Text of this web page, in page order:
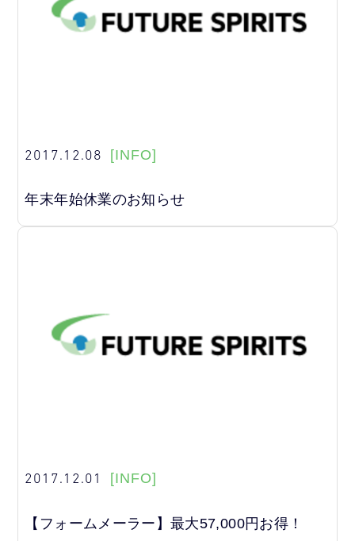
2017.12.08 [INFO]
年末年始休業のお知らせ
2017.12.01 [INFO]
【フォームメーラー】最大57,000円お得！